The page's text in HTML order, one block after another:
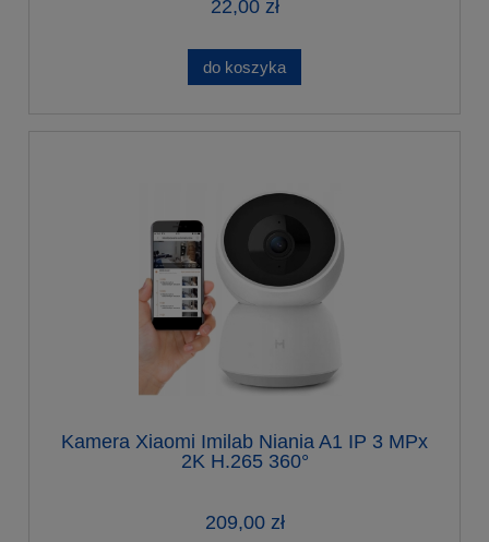
22,00 zł
do koszyka
Kamera Xiaomi Imilab Niania A1 IP 3 MPx
2K H.265 360°
209,00 zł